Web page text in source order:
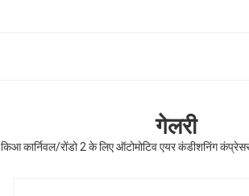
गेलरी
किआ कार्निवल/रोंडो 2 के लिए ऑटोमोटिव एयर कंडीशनिंग